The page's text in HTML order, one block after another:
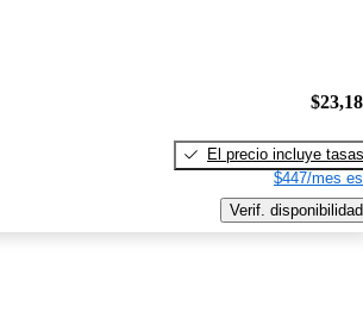
El precio incluye tasas
$447/mes
Verif. disponibilidad